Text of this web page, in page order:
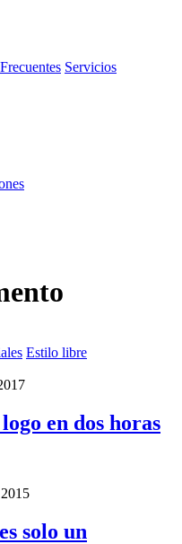
Servicios
Estilo libre
en dos horas
solo un